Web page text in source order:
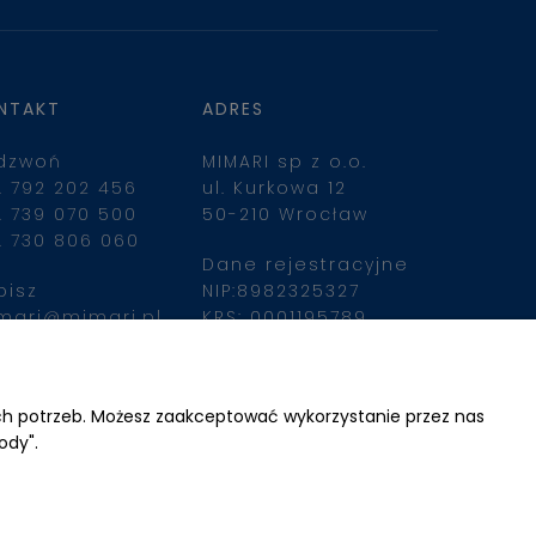
792 202 456
739 070 500
730 806 060
ADRES
MIMARI sp z o.o.
ul. Kurkowa 12
50-210 Wrocław
Dane rejestracyjne
NIP:8982325327
KRS: 0001195789
Możesz zaakceptować wykorzystanie przez nas